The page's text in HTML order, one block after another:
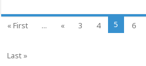
BENZ
« First ... « 3 4 5 6
Last »